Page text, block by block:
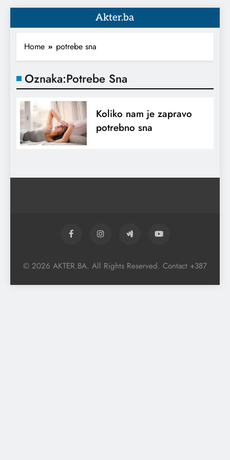
Akter.ba
Home potrebe sna
Oznaka:Potrebe Sna
Koliko nam je zapravo
potrebno sna
© 2026 AKTER.BA. All Rights Reserved. Contact +387